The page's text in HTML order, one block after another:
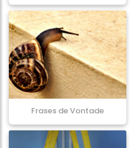
Frases de Vontade